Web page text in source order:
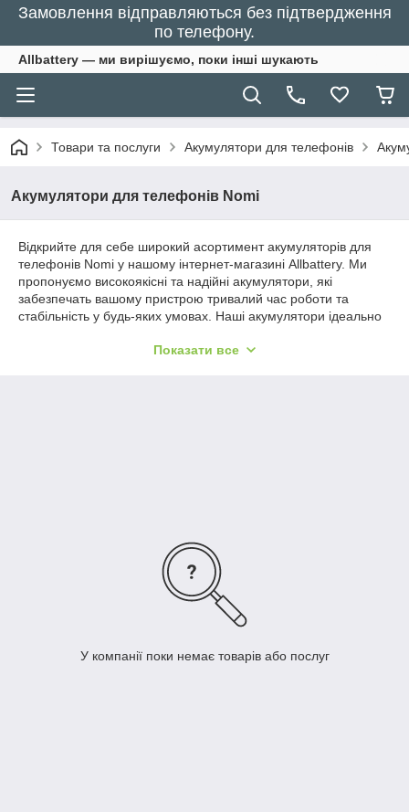
Замовлення відправляються без підтвердження
по телефону.
Allbattery — ми вирішуємо, поки інші шукають
Товари та послуги Акумулятори для телефонів
Акумулятори для телефонів Nomi
Відкрийте для себе широкий асортимент акумуляторів для
телефонів Nomi у нашому інтернет-магазині Allbattery. Ми
пропонуємо високоякісні та надійні акумулятори, які
забезпечать вашому пристрою тривалий час роботи та
стабільність у будь-яких умовах. Наші акумулятори ідеально
свого мобільного пристрою.Показати все
У компанії поки немає товарів або послуг